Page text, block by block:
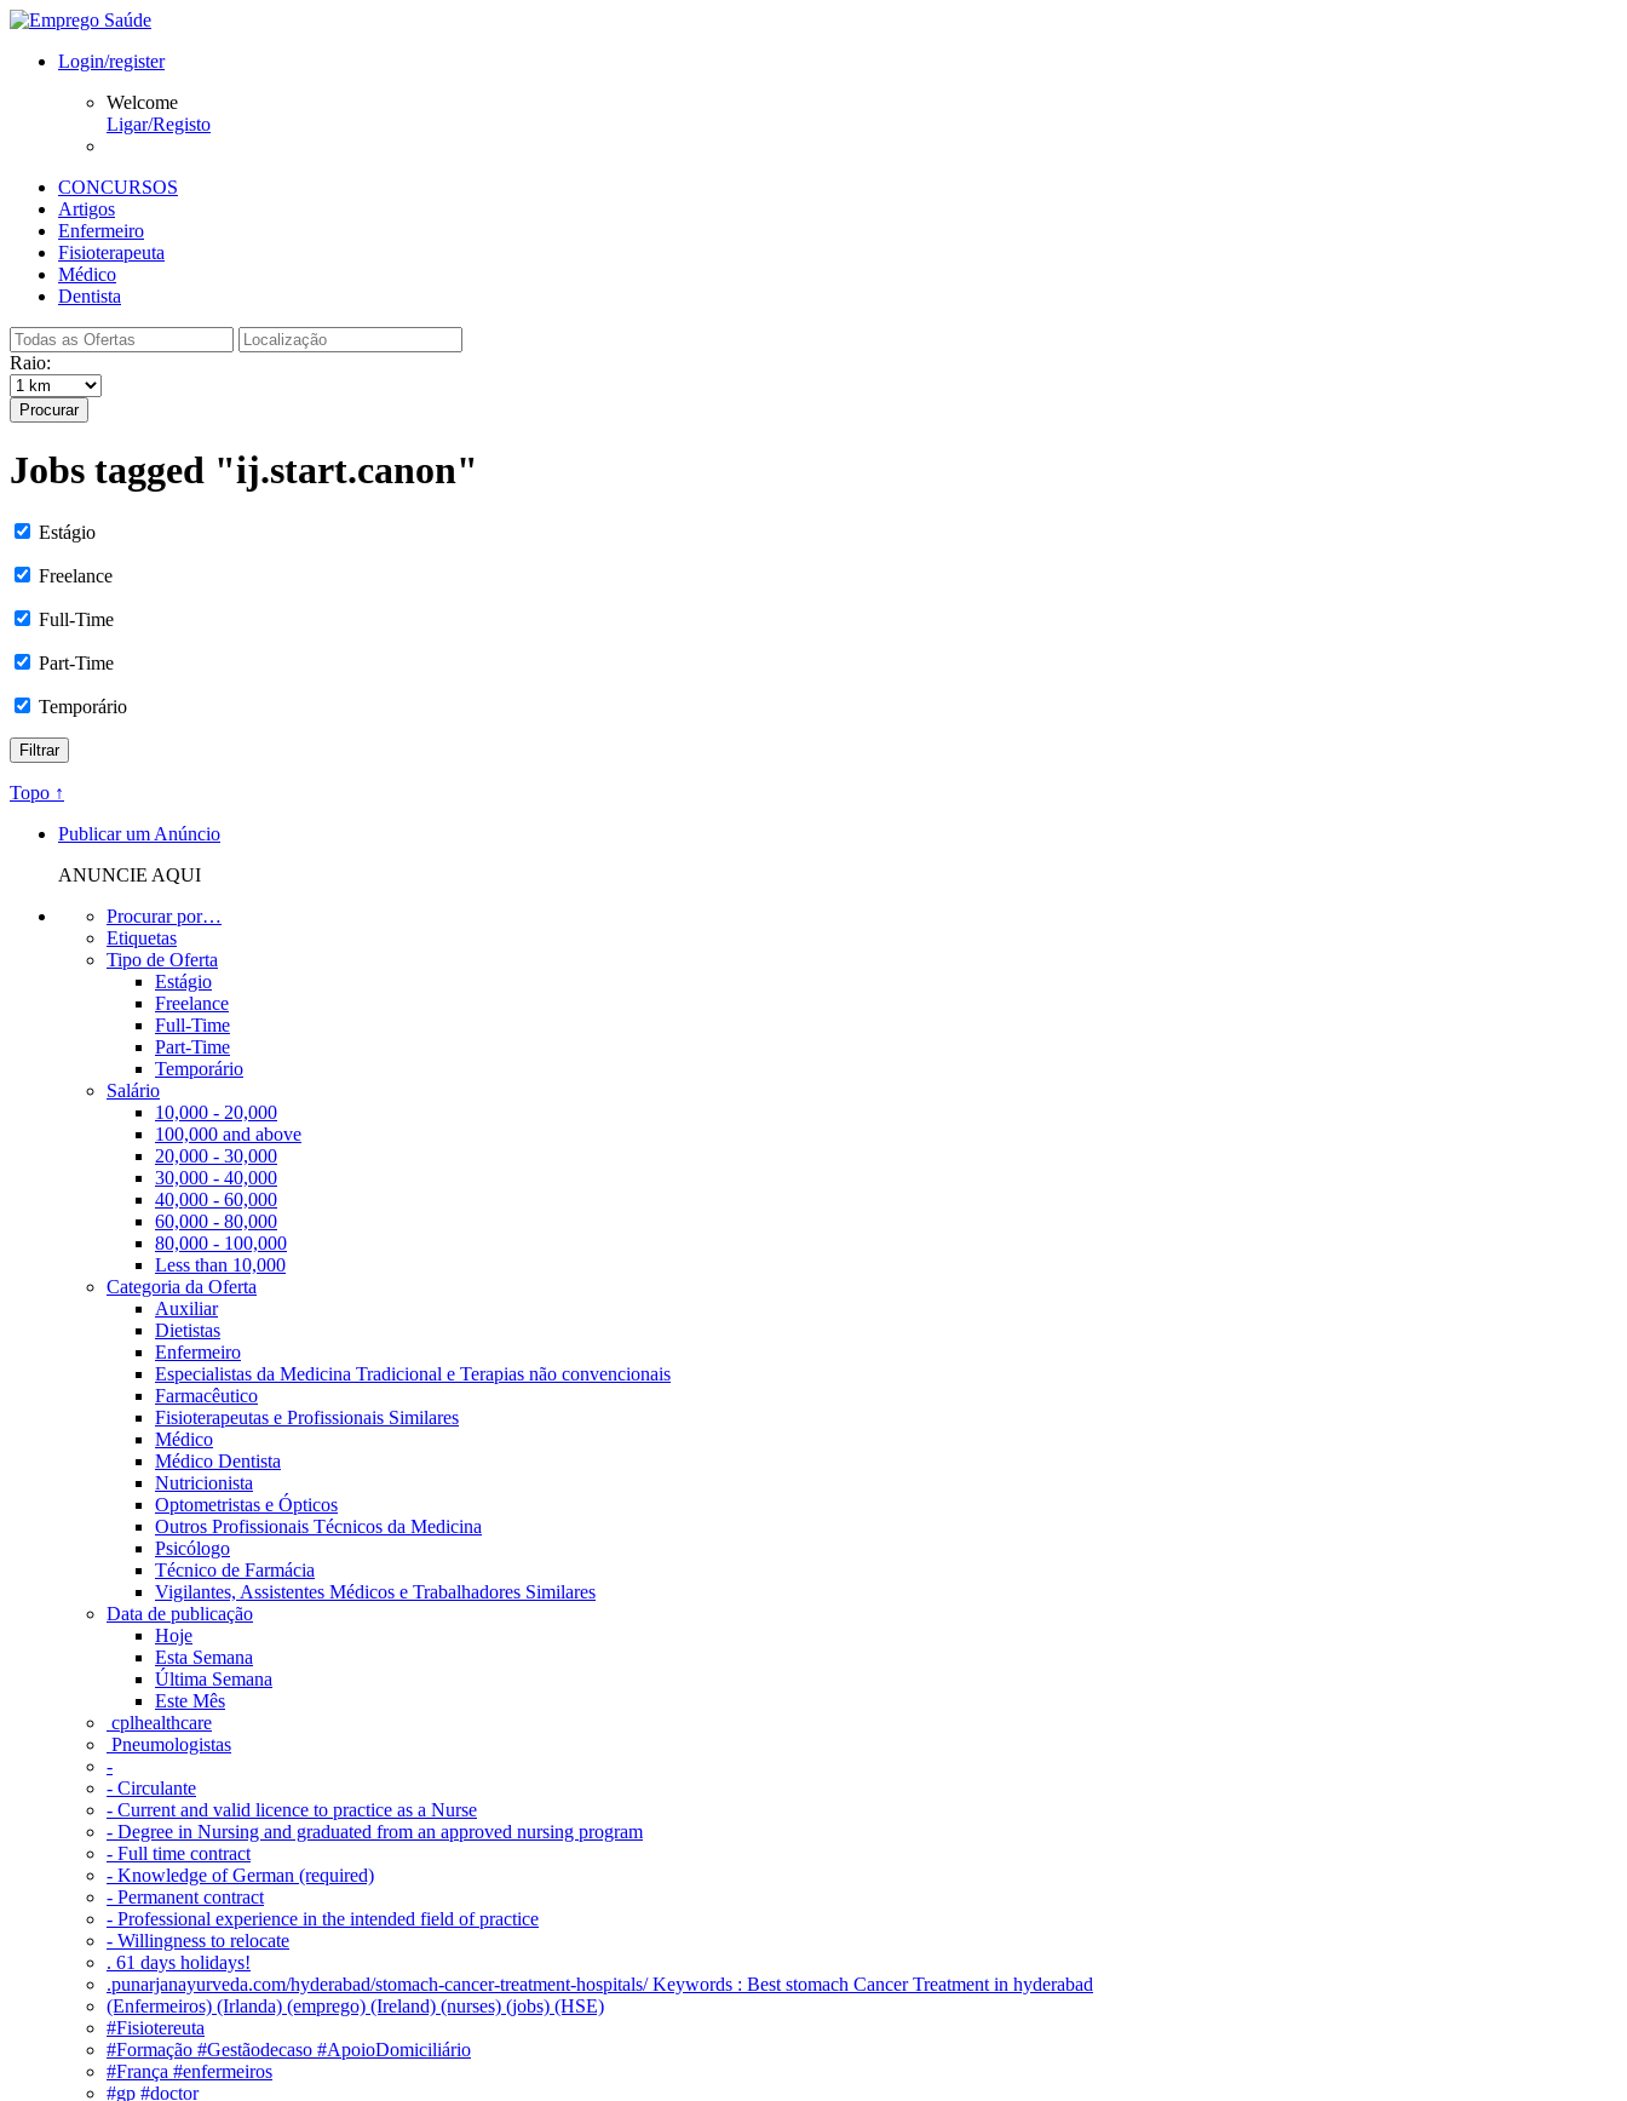
Login/register
Welcome
Ligar/Registo
CONCURSOS
Artigos
Enfermeiro
Fisioterapeuta
Médico
Dentista
Raio:
Procurar
Jobs tagged "ij.start.canon"
Estágio
Freelance
Full-Time
Part-Time
Temporário
Topo ↑
Publicar um Anúncio
ANUNCIE AQUI
Procurar por…
Etiquetas
Tipo de Oferta
Estágio
Freelance
Full-Time
Part-Time
Temporário
Salário
10,000 - 20,000
100,000 and above
20,000 - 30,000
30,000 - 40,000
40,000 - 60,000
60,000 - 80,000
80,000 - 100,000
Less than 10,000
Categoria da Oferta
Auxiliar
Dietistas
Enfermeiro
Especialistas da Medicina Tradicional e Terapias não convencionais
Farmacêutico
Fisioterapeutas e Profissionais Similares
Médico
Médico Dentista
Nutricionista
Optometristas e Ópticos
Outros Profissionais Técnicos da Medicina
Psicólogo
Técnico de Farmácia
Vigilantes, Assistentes Médicos e Trabalhadores Similares
Data de publicação
Hoje
Esta Semana
Última Semana
Este Mês
‎ cplhealthcare‬
Pneumologistas
-
- Circulante
- Current and valid licence to practice as a Nurse
- Degree in Nursing and graduated from an approved nursing program
- Full time contract
- Knowledge of German (required)
- Permanent contract
- Professional experience in the intended field of practice
- Willingness to relocate
. 61 days holidays!
.punarjanayurveda.com/hyderabad/stomach-cancer-treatment-hospitals/ Keywords : Best stomach Cancer Treatment in hyderabad
(Enfermeiros) (Irlanda) (emprego) (Ireland) (nurses) (jobs) (HSE)
#Fisiotereuta
#Formação #Gestãodecaso #ApoioDomiciliário
#França #enfermeiros
#gp #doctor